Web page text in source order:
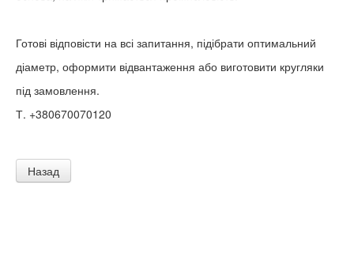
Готові відповісти на всі запитання, підібрати оптимальний
діаметр, оформити відвантаження або виготовити кругляки
під замовлення.
Т. +380670070120
Назад